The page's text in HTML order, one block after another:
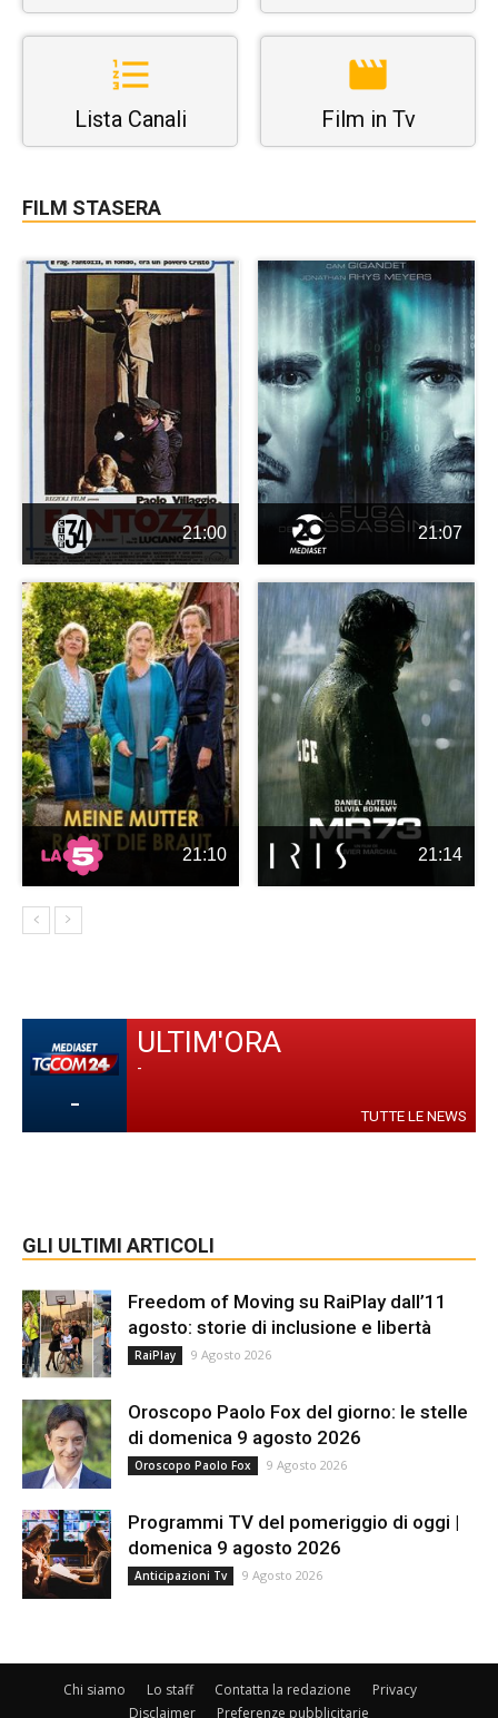
Lista Canali Film in Tv
FILM STASERA
21:00 21:07
21:10 21:14
-
ULTIM'ORA
-
TUTTE LE NEWS
GLI ULTIMI ARTICOLI
Freedom of Moving su RaiPlay dall’11
agosto: storie di inclusione e libertà
RaiPlay 9 Agosto 2026
Oroscopo Paolo Fox del giorno: le stelle
di domenica 9 agosto 2026
Oroscopo Paolo Fox 9 Agosto 2026
Programmi TV del pomeriggio di oggi |
domenica 9 agosto 2026
Anticipazioni Tv 9 Agosto 2026
Chi siamo Lo staff Contatta la redazione
Privacy
Disclaimer
Preferenze pubblicitarie